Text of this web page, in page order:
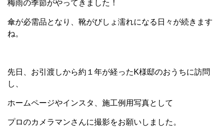
梅雨の季節がやってきました！
傘が必需品となり、靴がびしょ濡れになる日々が続きます
ね。
先日、お引渡しから約１年が経った K様邸のおうちに訪問
し、
ホームページやインスタ、施工例用写真として
プロのカメラマンさんに撮影をお願いしました。